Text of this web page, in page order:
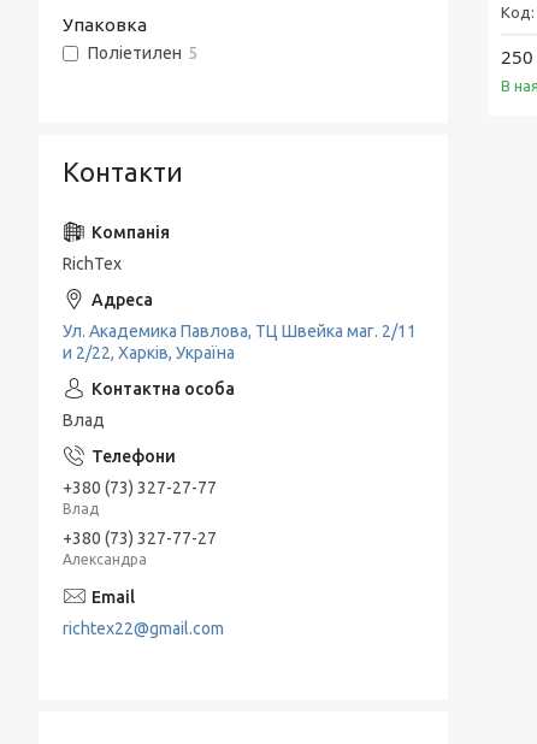
В
Упаковка
Поліетилен 5
Контакти
RichTex
Ул. Академика Павлова, ТЦ Швейка маг. 2/11
и 2/22, Харків, Україна
Влад
+380 (73) 327-27-77
Влад
+380 (73) 327-77-27
Александра
richtex22@gmail.com